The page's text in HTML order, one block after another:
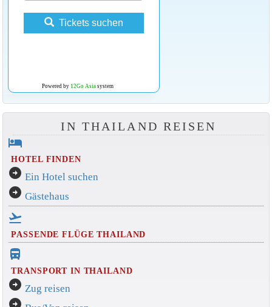
Tickets suchen
Powered by 12Go Asiasystem
IN THAILAND REISEN
hotel
HOTEL FINDEN
arrow_circle_right Ein Hotel suchen
arrow_circle_right Gästehaus
flight_takeoff
PASSENDE FLÜGE THAILAND
directions_bus_filled
TRANSPORT IN THAILAND
arrow_circle_right Zug reisen
arrow_circle_right